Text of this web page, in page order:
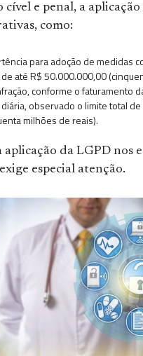
cível e penal, a aplicação
como:
para adoção de medidas
até R$ 50.000.000,00
conforme o faturamento
observado o limite total
milhões de reais).
aplicação da LGPD nos
especial atenção.